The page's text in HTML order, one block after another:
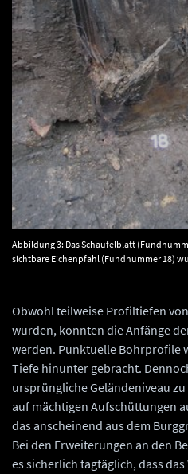
Abbildung 3: Das Schaufelblatt
sichtbare Eichenpfahl (Fundnummer 18)
Obwohl teilweise Profiltiefen
wurden, konnten die Anfänge
werden. Punktuelle Bohrprofile
Tiefe hinunter gebracht.
ursprüngliche Geländeniveau
auf mächtigen Aufschüttungen
das anscheinend aus dem
Bei den Erweiterungen an den
es sicherlich tagtäglich, dass